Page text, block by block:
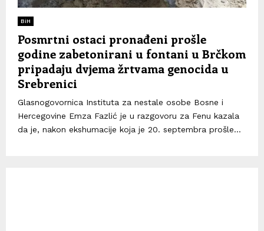
BiH
Posmrtni ostaci pronađeni prošle
godine zabetonirani u fontani u Brčkom
pripadaju dvjema žrtvama genocida u
Srebrenici
Glasnogovornica Instituta za nestale osobe Bosne i
Hercegovine Emza Fazlić je u razgovoru za Fenu kazala
da je, nakon ekshumacije koja je 20. septembra prošle...